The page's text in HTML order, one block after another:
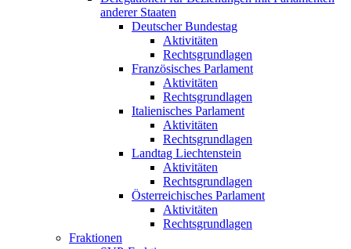
anderer Staaten
Deutscher Bundestag
Aktivitäten
Rechtsgrundlagen
Französisches Parlament
Aktivitäten
Rechtsgrundlagen
Italienisches Parlament
Aktivitäten
Rechtsgrundlagen
Landtag Liechtenstein
Aktivitäten
Rechtsgrundlagen
Österreichisches Parlament
Aktivitäten
Rechtsgrundlagen
Fraktionen